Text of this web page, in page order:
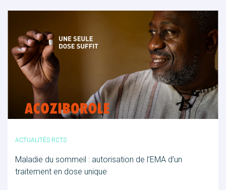
POUR EN SAVOIR PLUS
Nous découvrir
Actualités RCTs
ACTUALITÉS RCTS
Maladie du sommeil : autorisation de l’EMA d’un
traitement en dose unique